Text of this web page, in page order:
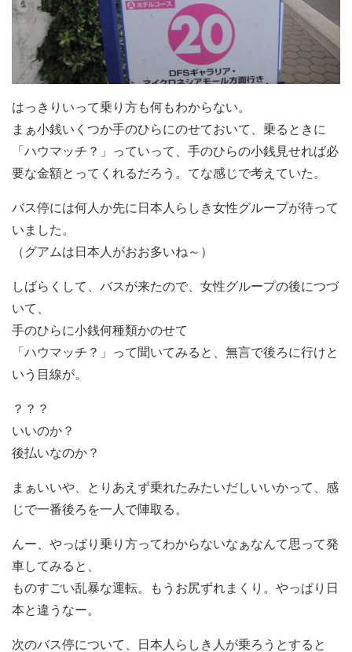
はっきりいって乗り方も何もわからない。
まぁ小銭いくつか手のひらにのせておいて、乗るときに
「ハウマッチ？」っていって、手のひらの小銭見せれば必
要な金額とってくれるだろう。てな感じで考えていた。
バス停には何人か先に日本人らしき女性グループが待って
いました。
（グアムは日本人がおお多いね～）
しばらくして、バスが来たので、女性グループの後につづ
いて、
手のひらに小銭何種類かのせて
「ハウマッチ？」って聞いてみると、無言で後ろに行けと
いう目線が。
？？？
いいのか？
後払いなのか？
まぁいいや、とりあえず乗れたみたいだしいいかって、感
じで一番後ろを一人で陣取る。
んー、やっぱり乗り方ってわからないなぁなんて思って発
車してみると、
ものすごい乱暴な運転。もうお尻ずれまくり。やっぱり日
本と違うなー。
次のバス停について、日本人らしき人が乗ろうとすると